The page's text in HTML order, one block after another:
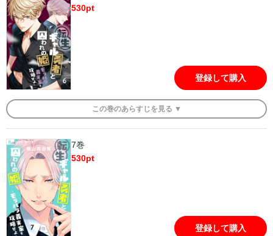
530pt
登録して購入
この巻のあらすじを 見る ▼
7巻
530pt
登録して購入